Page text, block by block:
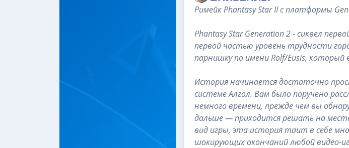
Римейк Phantasy Star II с платформы
Phantasy Star Generation 2 - сиквел
первой частью уровень трудности
парнишку по имени Rolf/Eusis,
История начинается достаточно
системе Алгол. Вам было поручено
немного времени, прежде чем вы
дальше — приходится решать на
вид игры, эта история таит в себе
шокирующих окончаний любой видео-